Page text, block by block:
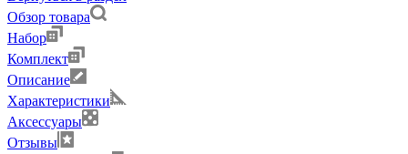
Обзор товара
Набор
Комплект
Описание
Характеристики
Аксессуары
Отзывы